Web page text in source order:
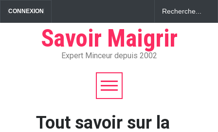
CONNEXION
Savoir Maigrir
Expert Minceur depuis 2002
Tout savoir sur la